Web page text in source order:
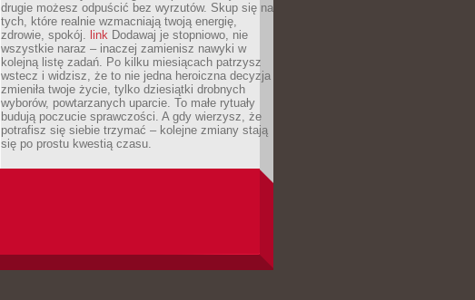
drugie możesz odpuścić bez wyrzutów. Skup się na
tych, które realnie wzmacniają twoją energię,
zdrowie, spokój. link Dodawaj je stopniowo, nie
wszystkie naraz – inaczej zamienisz nawyki w
kolejną listę zadań. Po kilku miesiącach patrzysz
wstecz i widzisz, że to nie jedna heroiczna decyzja
zmieniła twoje życie, tylko dziesiątki drobnych
wyborów, powtarzanych uparcie. To małe rytuały
budują poczucie sprawczości. A gdy wierzysz, że
potrafisz się siebie trzymać – kolejne zmiany stają
się po prostu kwestią czasu.